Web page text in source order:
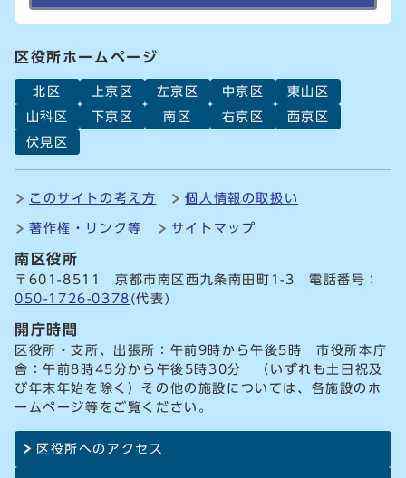
区役所ホームページ
北区 上京区 左京区 中京区
東山区
山科区
下京区 南区 右京区
西京区
伏見区
このサイトの考え方 個人情報の取扱い
著作権・リンク等 サイトマップ
南区役所
〒601-8511 京都市南区西九条南田町1-3 電話番号：
050-1726-0378 (代表)
開庁時間
区役所・支所、出張所：午前9時から午後5時 市役所本庁
舎：午前8時45分から午後5時30分 （いずれも土日祝及
び年末年始を除く）その他の施設については、各施設のホ
ームページ等をご覧ください。
区役所へのアクセス